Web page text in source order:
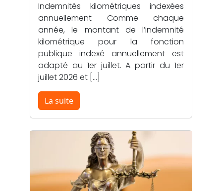
Indemnités kilométriques indexées
annuellement Comme chaque
année, le montant de l’indemnité
kilométrique pour la fonction
publique indexé annuellement est
adapté au 1er juillet. A partir du 1er
juillet 2026 et […]
La suite